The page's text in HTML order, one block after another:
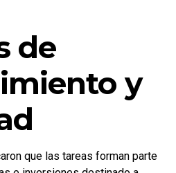
de
y
que las tareas forman parte